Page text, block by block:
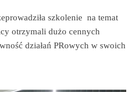
szkolenie na temat
otrzymali dużo cennych
działań PRowych w swoich